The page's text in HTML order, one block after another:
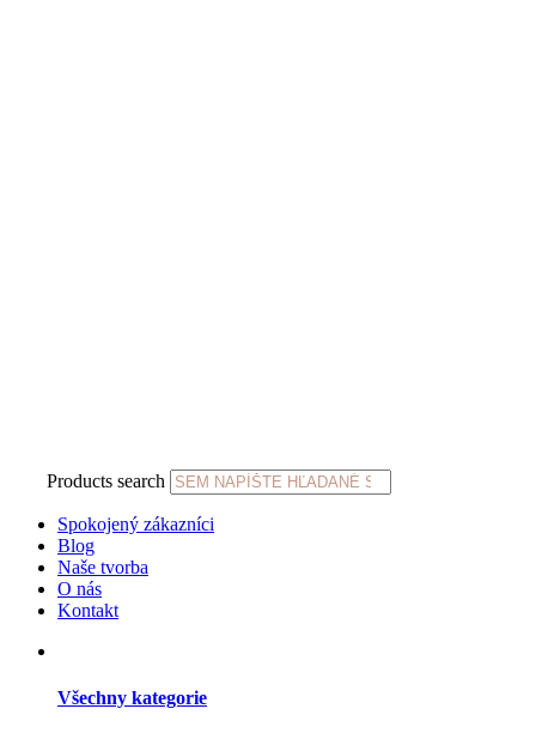
Products search
Spokojený zákazníci
Blog
Naše tvorba
O nás
Kontakt
Všechny kategorie